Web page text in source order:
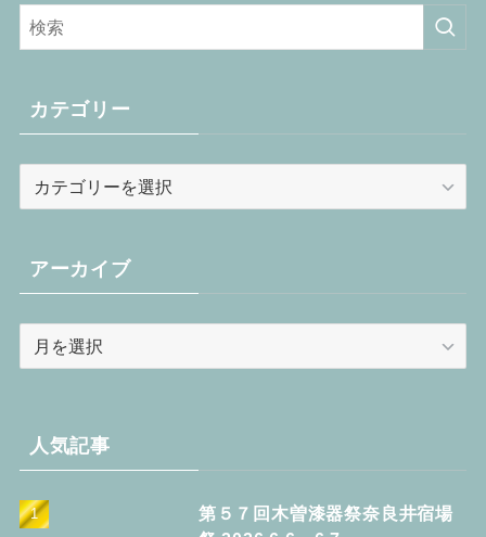
カテゴリー
リ
ー
アーカイブ
ブ人気記事
第５７回木曽漆器祭奈良井宿場